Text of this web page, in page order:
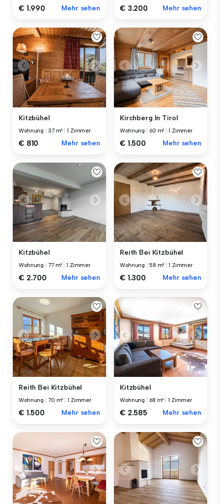
€ 1.990 Mehr sehen € 3.200 Mehr sehen
Kitzbühel
Wohnung 37 m² |1 Zimmer
€ 810 Mehr sehen
Kirchberg In Tirol
Wohnung 60 m² |1 Zimmer
€ 1.500 Mehr sehen
Kitzbühel
Wohnung 77 m² |1 Zimmer
€ 2.700 Mehr sehen
Reith Bei Kitzbühel
Wohnung 58 m² |1 Zimmer
€ 1.300 Mehr sehen
Reith Bei Kitzbühel
Wohnung 70 m² |1 Zimmer
€ 1.500 Mehr sehen
Kitzbühel
Wohnung 68 m² |1 Zimmer
€ 2.585 Mehr sehen